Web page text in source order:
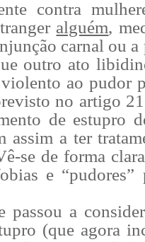
contra
alguém,
carnal ou
outro ato
ao pudor
no artigo
deestupro
assim a ter
se de forma
e “pudores”
passou a
(que agora